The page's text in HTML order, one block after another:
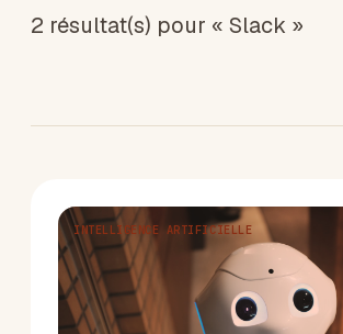
2 résultat(s) pour « Slack »
INTELLIGENCE ARTIFICIELLE